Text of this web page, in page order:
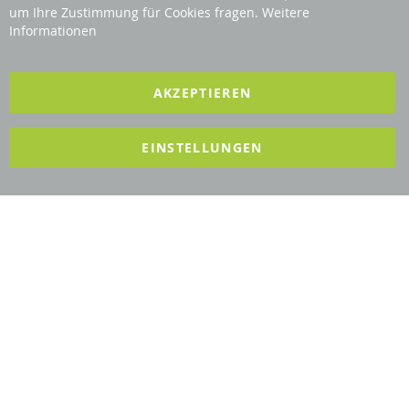
Revisage GmbH
um Ihre Zustimmung für Cookies fragen. Weitere
Informationen
AKZEPTIEREN
EINSTELLUNGEN